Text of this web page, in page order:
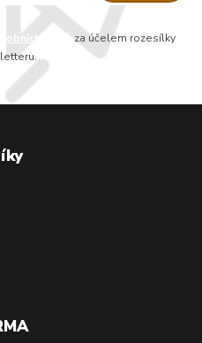
údajůza účelem rozesílky